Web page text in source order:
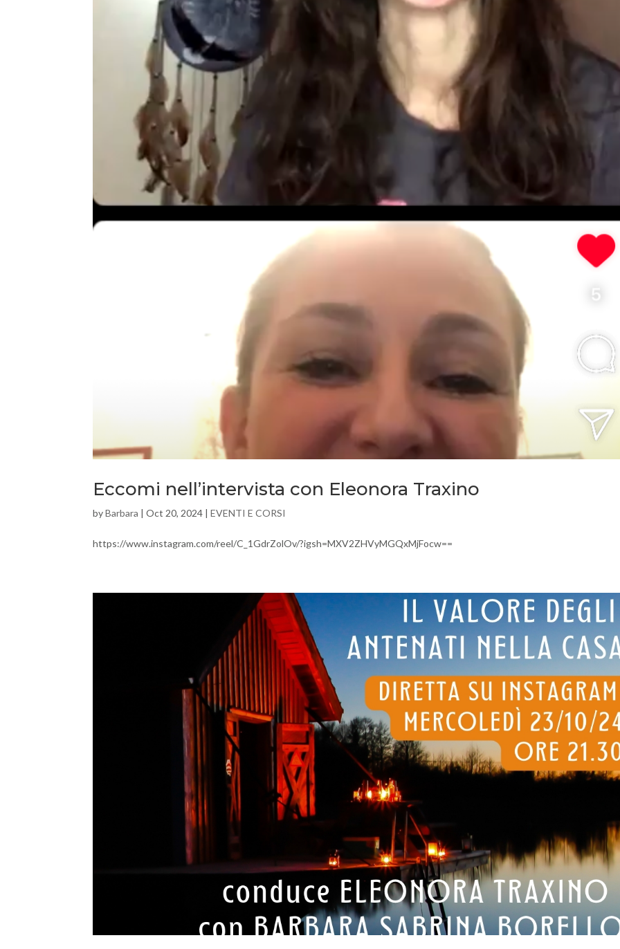
Eccomi nell’intervista con Eleonora Traxino
byBarbara |Oct 20, 2024 |EVENTI E CORSI
https://www.instagram.com/reel/C_1GdrZolOv/?igsh=MXV2ZHVyMGQxMjFocw==